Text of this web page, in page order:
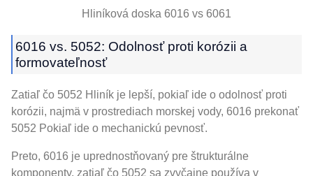
Hliníková doska 6016 vs 6061
6016 vs. 5052: Odolnosť proti korózii a
formovateľnosť
Zatiaľ čo 5052 Hliník je lepší, pokiaľ ide o odolnosť proti
korózii, najmä v prostrediach morskej vody, 6016 prekonať
5052 Pokiaľ ide o mechanickú pevnosť.
Preto, 6016 je uprednostňovaný pre štrukturálne
komponenty, zatiaľ čo 5052 sa zvyčajne používa v